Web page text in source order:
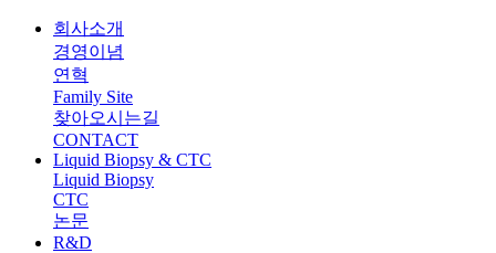
회사소개
경영이념
연혁
Family Site
찾아오시는길
CONTACT
Liquid Biopsy & CTC
Liquid Biopsy
CTC
논문
R&D